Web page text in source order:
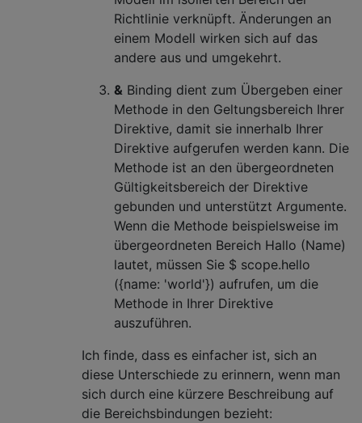
Richtlinie verknüpft. Änderungen an
einem Modell wirken sich auf das
andere aus und umgekehrt.
& Binding dient zum Übergeben einer
Methode in den Geltungsbereich Ihrer
Direktive, damit sie innerhalb Ihrer
Direktive aufgerufen werden kann. Die
Methode ist an den übergeordneten
Gültigkeitsbereich der Direktive
gebunden und unterstützt Argumente.
Wenn die Methode beispielsweise im
übergeordneten Bereich Hallo (Name)
lautet, müssen Sie $ scope.hello
({name: 'world'}) aufrufen, um die
Methode in Ihrer Direktive
auszuführen.
Ich finde, dass es einfacher ist, sich an
diese Unterschiede zu erinnern, wenn man
sich durch eine kürzere Beschreibung auf
die Bereichsbindungen bezieht: